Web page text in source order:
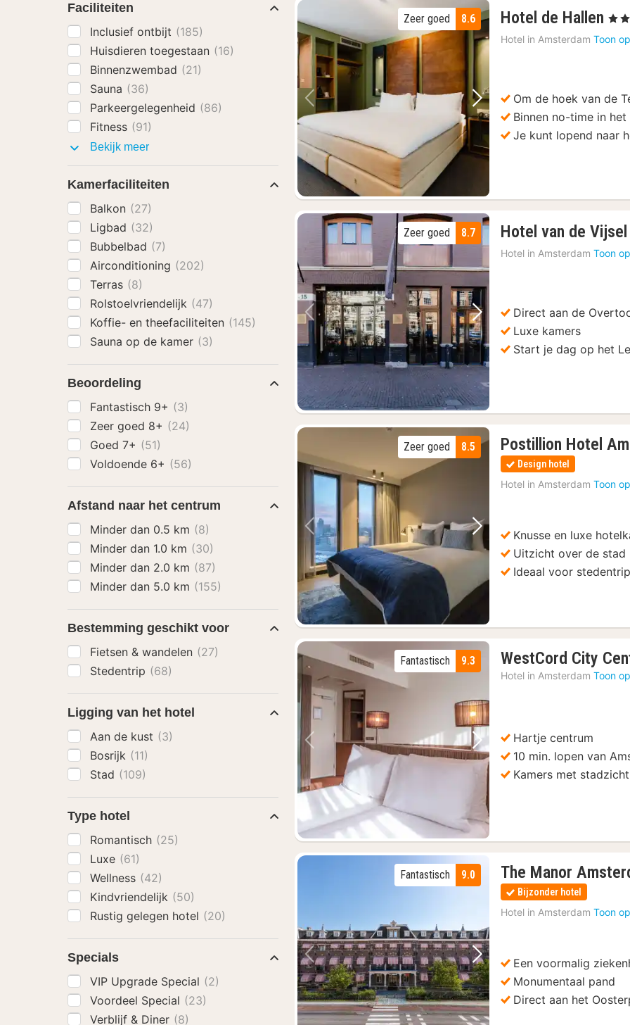
Vorige foto Volgende foto
8.6
Zeer goed Hotel de Hallen 1
, 4
Hotel in Amsterdam Toon
Om de hoek van de
Binnen no-time in
Je kunt lopend naar
Vorige foto Volgende foto
8.7
Zeer goed Hotel van de Vijsel
Hotel in Amsterdam Toon
Direct aan de
Luxe kamers
Start je dag op het
Vorige foto Volgende foto
8.5
Zeer goed Postillion Hotel
Design hotel
Hotel in Amsterdam Toon
Knusse en luxe
Uitzicht over de stad
Ideaal voor
Vorige foto Volgende foto
9.3
Fantastisch WestCord City
Hotel in Amsterdam Toon
Hartje centrum
10 min. lopen van
Kamers met stadzicht
Vorige foto Volgende foto
9.0
Fantastisch The Manor
Bijzonder hotel
Hotel in Amsterdam Toon
Een voormalig
Monumentaal pand
Direct aan het
Faciliteiten
Inclusief ontbijt (185)
Huisdieren toegestaan (16)
Binnenzwembad (21)
Sauna (36)
Parkeergelegenheid (86)
Fitness (91)
Bekijk meerFaciliteiten
Kamerfaciliteiten
Balkon (27)
Ligbad (32)
Bubbelbad (7)
Airconditioning (202)
Terras (8)
Rolstoelvriendelijk (47)
Koffie- en theefaciliteiten (145)
Sauna op de kamer (3)
Beoordeling
Fantastisch 9+ (3)
Zeer goed 8+ (24)
Goed 7+ (51)
Voldoende 6+ (56)
Afstand naar het centrum
Minder dan 0.5 km (8)
Minder dan 1.0 km (30)
Minder dan 2.0 km (87)
Minder dan 5.0 km (155)
Bestemming geschikt voor
Fietsen & wandelen (27)
Stedentrip (68)
Ligging van het hotel
Aan de kust (3)
Bosrijk (11)
Stad (109)
Type hotel
Romantisch (25)
Luxe (61)
Wellness (42)
Kindvriendelijk (50)
Rustig gelegen hotel (20)
Specials
VIP Upgrade Special (2)
Voordeel Special (23)
Verblijf & Diner (8)